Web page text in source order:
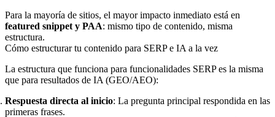
Para la mayoría de sitios, el mayor impacto inmediato está en
featured snippet y PAA: mismo tipo de contenido, misma
estructura.
Cómo estructurar tu contenido para SERP e IA a la vez
La estructura que funciona para funcionalidades SERP es la misma
que para resultados de IA (GEO/AEO):
Respuesta directa al inicio: La pregunta principal respondida en las
primeras frases.